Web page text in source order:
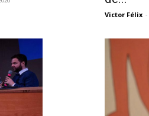
Victor Félix -